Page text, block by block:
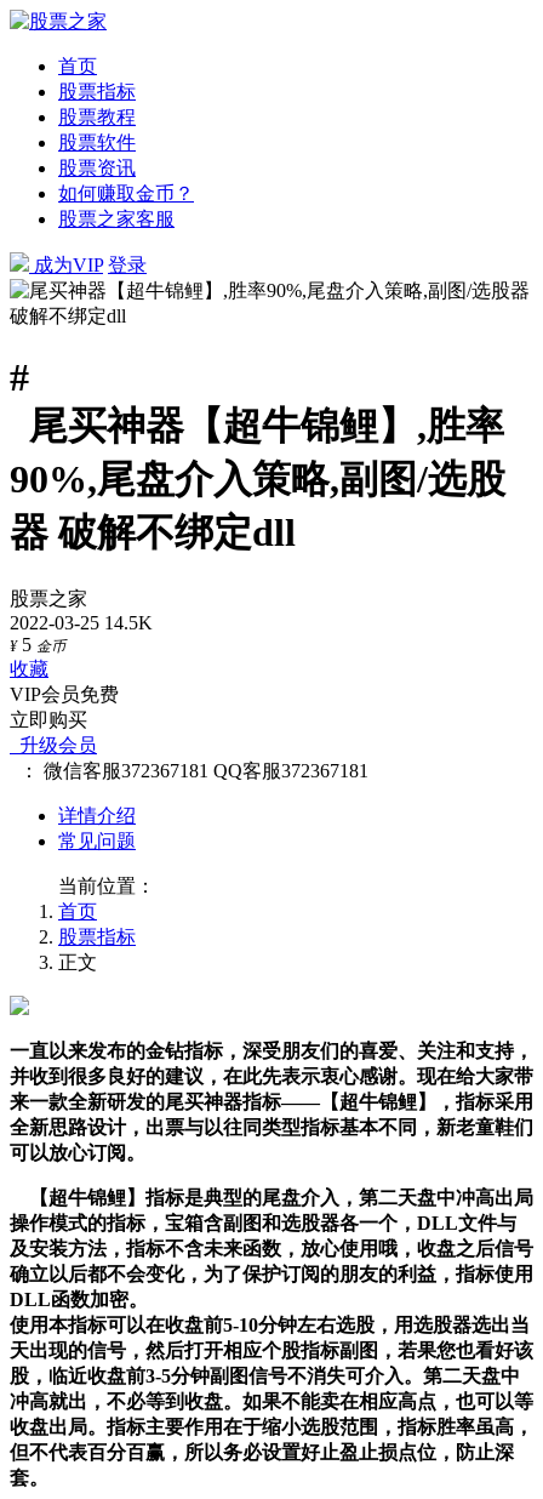
首页
股票指标
股票教程
股票软件
股票资讯
如何赚取金币？
股票之家客服
成为VIP 登录
#
尾买神器【超牛锦鲤】,胜率
90%,尾盘介入策略,副图/选股
器 破解不绑定dll
股票之家
2022-03-25 14.5K
¥ 5 金币
收藏
VIP会员免费
立即购买
升级会员
： 微信客服372367181 QQ客服372367181
详情介绍
常见问题
当前位置：
首页
股票指标
正文
一直以来发布的金钻指标，深受朋友们的喜爱、关注和支持，
并收到很多良好的建议，在此先表示衷心感谢。现在给大家带
来一款全新研发的尾买神器指标——【超牛锦鲤】，指标采用
全新思路设计，出票与以往同类型指标基本不同，新老童鞋们
可以放心订阅。
【超牛锦鲤】指标是典型的尾盘介入，第二天盘中冲高出局
操作模式的指标，宝箱含副图和选股器各一个，DLL文件与
及安装方法，指标不含未来函数，放心使用哦，收盘之后信号
确立以后都不会变化，为了保护订阅的朋友的利益，指标使用
DLL函数加密。
使用本指标可以在收盘前5-10分钟左右选股，用选股器选出当
天出现的信号，然后打开相应个股指标副图，若果您也看好该
股，临近收盘前3-5分钟副图信号不消失可介入。第二天盘中
冲高就出，不必等到收盘。如果不能卖在相应高点，也可以等
收盘出局。指标主要作用在于缩小选股范围，指标胜率虽高，
但不代表百分百赢，所以务必设置好止盈止损点位，防止深
套。